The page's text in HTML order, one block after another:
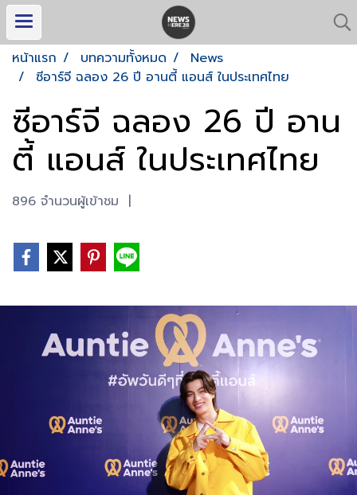
หน้าแรก บทความทั้งหมด
News
ซีอาร์จี ฉลอง 26 ปี อานตี้ แอนส์ ในประเทศไทย
ซีอาร์จี ฉลอง 26 ปี อาน
ตี้ แอนส์ ในประเทศไทย
896 จำนวนผู้เข้าชม |